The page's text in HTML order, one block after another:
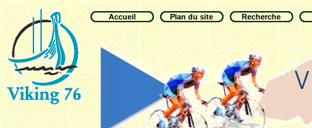
Accueil Plan du site Recherche